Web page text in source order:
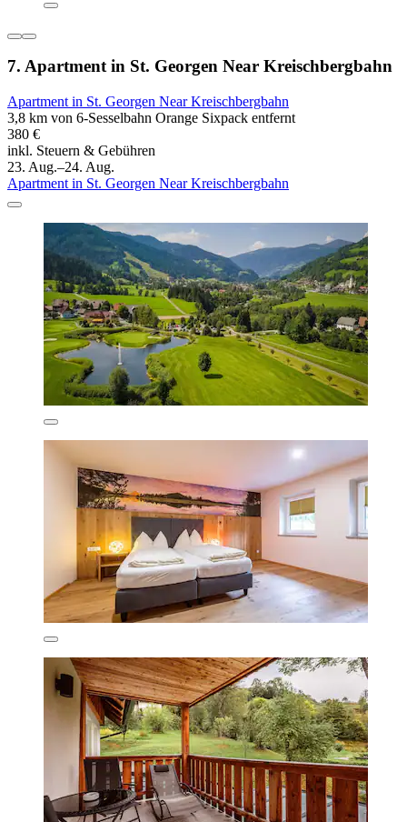
7. Apartment in St. Georgen Near Kreischbergbahn
Apartment in St. Georgen Near Kreischbergbahn
3,8 km von 6-Sesselbahn Orange Sixpack entfernt
380 €
inkl. Steuern & Gebühren
23. Aug.–24. Aug.
Apartment in St. Georgen Near Kreischbergbahn